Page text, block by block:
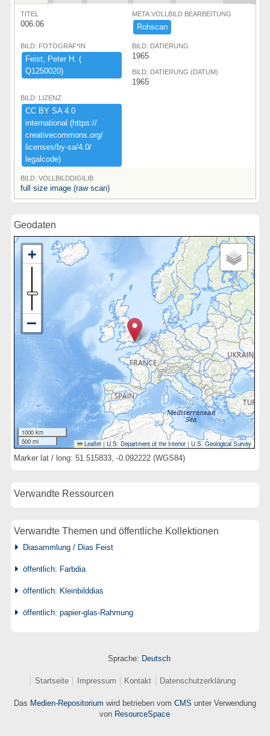
TITEL
006.06
META:VOLLBILD BEARBEITUNG
Rohscan
BILD: FOTOGRAF*IN
Feist,​ ​Peter ​H.​ ​(​
Q1250020)​
BILD: DATIERUNG
1965
BILD: DATIERUNG (DATUM)
1965
BILD: LIZENZ
CC ​BY ​SA ​4.​0 ​
international ​(​https:​/​/​
creativecommons.​org/​
licenses/​by-​sa/​4.​0/​
legalcode)​
BILD: VOLLBILDDIGILIB
full size image (raw scan)
Geodaten
1000 km
500 mi
Leaflet | U.S. Department of the Interior|U.S. Geological Survey
Marker lat / long: 51.515833, -0.092222 (WGS84)
Verwandte Ressourcen
Verwandte Themen und öffentliche Kollektionen
Diasammlung / Dias Feist
öffentlich: Farbdia
öffentlich: Kleinbilddias
öffentlich: papier-glas-Rahmung
Sprache: Deutsch
Startseite Impressum Kontakt Datenschutzerklärung
Das Medien-Repositorium wird betrieben vom CMS unter Verwendung
von ResourceSpace